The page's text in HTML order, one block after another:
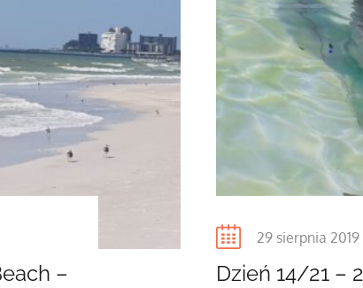
–
Posted
29 sierpnia 2019
Dzień 14/21 –